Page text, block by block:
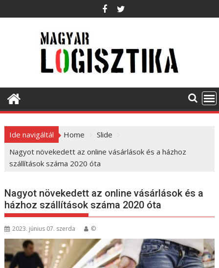
k
o
t
Ide navigáltál Home
Slide
Nagyot növekedett az online vásárlások és a házhoz
szállítások száma 2020 óta
Nagyot növekedett az online vásárlások és a
házhoz szállítások száma 2020 óta
2023. június 07. szerda ©